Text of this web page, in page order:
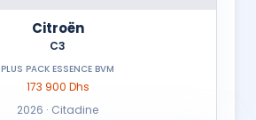
Citroën
C3
PLUS PACK ESSENCE BVM
173 900 Dhs
2026 · Citadine